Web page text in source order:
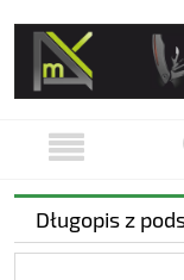
Długopis z